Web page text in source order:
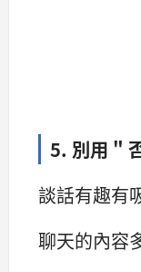
5. 別用 "
談話有趣有
聊天的內容